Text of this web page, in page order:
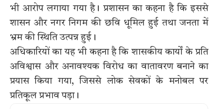
भी आरोप लगाया गया है। प्रशासन का कहना है कि इससे
शासन और नगर निगम की छवि धूमिल हुई तथा जनता में
भ्रम की स्थिति उत्पन्न हुई।
अधिकारियों का यह भी कहना है कि शासकीय कार्यों के प्रति
अविश्वास और अनावश्यक विरोध का वातावरण बनाने का
प्रयास किया गया, जिससे लोक सेवकों के मनोबल पर
प्रतिकूल प्रभाव पड़ा।